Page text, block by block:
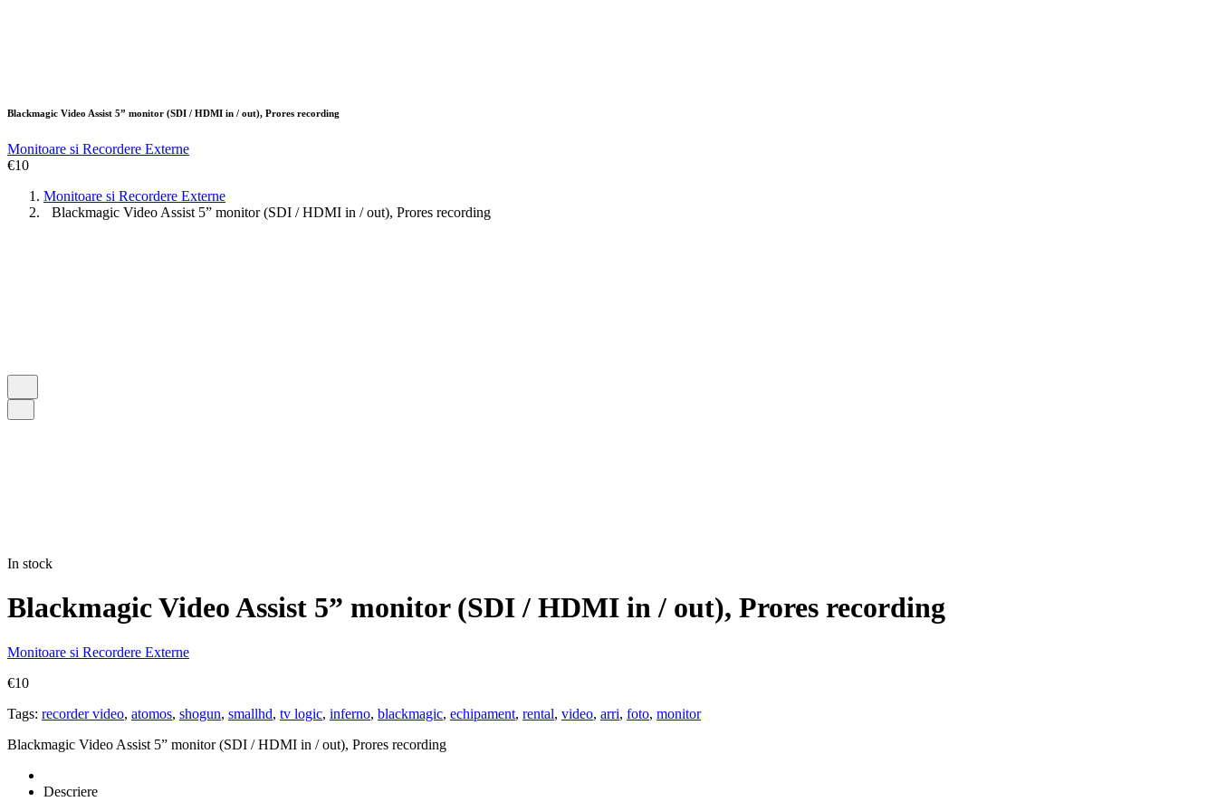
Blackmagic Video Assist 5” monitor (SDI / HDMI in / out), Prores recording
Monitoare si Recordere Externe
€10
Monitoare si Recordere Externe
Blackmagic Video Assist 5” monitor (SDI / HDMI in / out), Prores recording
In stock
Blackmagic Video Assist 5” monitor (SDI / HDMI in / out), Prores recording
Monitoare si Recordere Externe
€10
Tags: recorder video, atomos, shogun, smallhd, tv logic, inferno, blackmagic, echipament, rental, video, arri, foto, monitor
Blackmagic Video Assist 5” monitor (SDI / HDMI in / out), Prores recording
Descriere